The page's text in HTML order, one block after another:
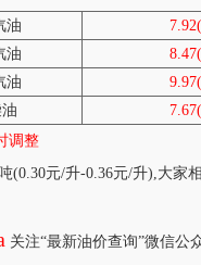
油
油
油
调整
(0.30元/升-0.36元/升),大家
关注“最新油价查询”微信公